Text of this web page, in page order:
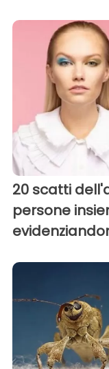
20 scatti
persone